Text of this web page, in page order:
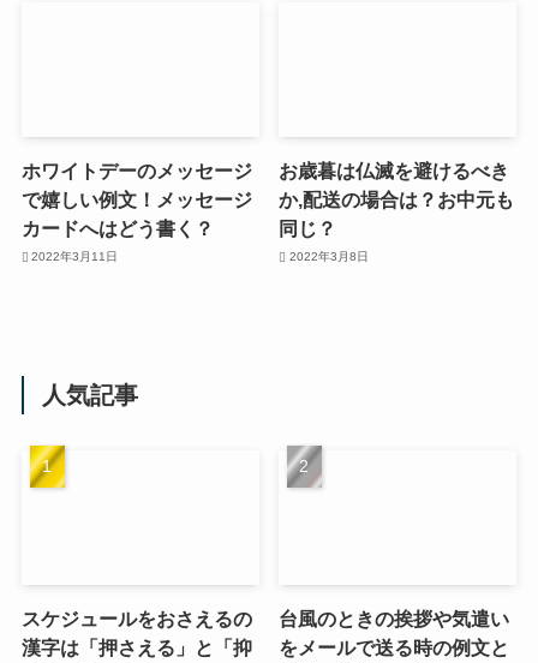
ホワイトデーのメッセージ
で嬉しい例文！メッセージ
カードへはどう書く？
2022年3月11日
お歳暮は仏滅を避けるべき
か,配送の場合は？お中元も
同じ？
2022年3月8日
人気記事
スケジュールをおさえるの
漢字は「押さえる」と「抑
台風のときの挨拶や気遣い
をメールで送る時の例文と